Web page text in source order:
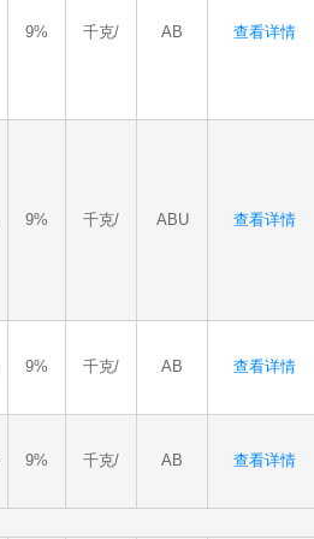
9% 千克/ AB 查看详情
9% 千克/ ABU 查看详情
9% 千克/ AB 查看详情
9% 千克/ AB 查看详情